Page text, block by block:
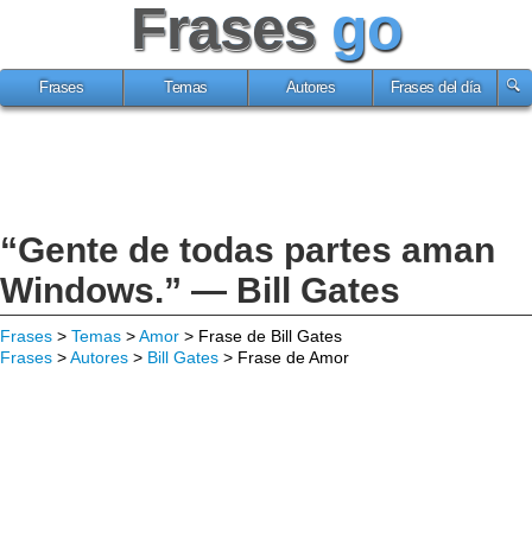
Frases go
Frases Temas Autores Frases del día
“Gente de todas partes aman
Windows.” — Bill Gates
Frases > Temas >Amor > Frase de Bill Gates
Frases >Autores > Bill Gates > Frase de Amor